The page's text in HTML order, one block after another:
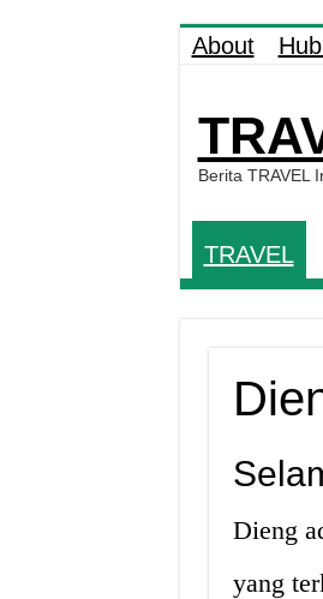
About
Berita TRAVEL
TRAVEL
Dieng
yang